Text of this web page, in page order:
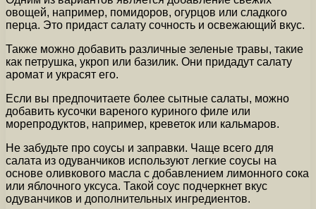
овощей, например, помидоров, огурцов или сладкого
перца. Это придаст салату сочность и освежающий вкус.
Также можно добавить различные зеленые травы, такие
как петрушка, укроп или базилик. Они придадут салату
аромат и украсят его.
Если вы предпочитаете более сытные салаты, можно
добавить кусочки вареного куриного филе или
морепродуктов, например, креветок или кальмаров.
Не забудьте про соусы и заправки. Чаще всего для
салата из одуванчиков используют легкие соусы на
основе оливкового масла с добавлением лимонного сока
или яблочного уксуса. Такой соус подчеркнет вкус
одуванчиков и дополнительных ингредиентов.